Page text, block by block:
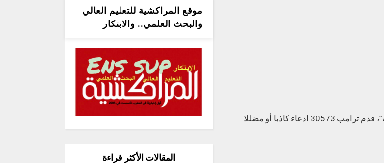
ووفقا لقاعدة بيانات Fact Checker في صحيفة “واشنطن بوست”، قدم ترامب 30573 ادعاء كاذبا أو مضللا
موقع المراكشية للتعليم العالي
والبحث العلمي.. والابتكار
المقالات الأكثر قراءة